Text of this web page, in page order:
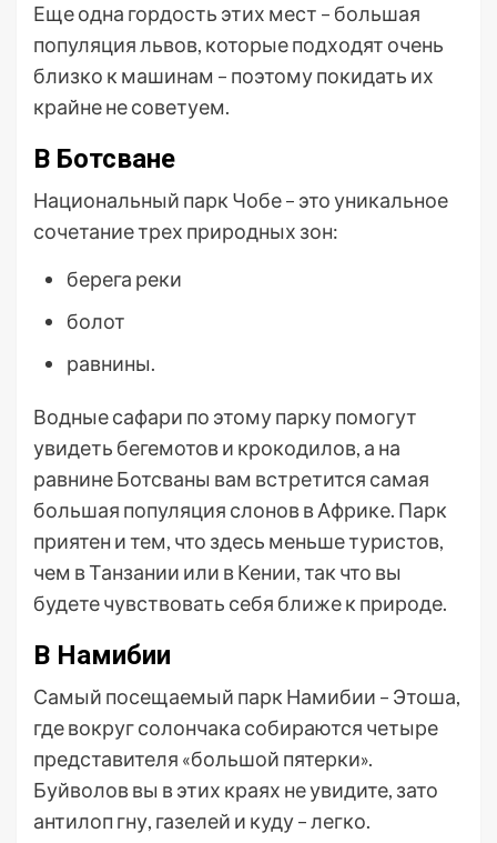
Еще одна гордость этих мест – большая
популяция львов, которые подходят очень
близко к машинам – поэтому покидать их
крайне не советуем.
В Ботсване
Национальный парк Чобе – это уникальное
сочетание трех природных зон:
берега реки
болот
равнины.
Водные сафари по этому парку помогут
увидеть бегемотов и крокодилов, а на
равнине Ботсваны вам встретится самая
большая популяция слонов в Африке. Парк
приятен и тем, что здесь меньше туристов,
чем в Танзании или в Кении, так что вы
будете чувствовать себя ближе к природе.
В Намибии
Самый посещаемый парк Намибии – Этоша,
где вокруг солончака собираются четыре
представителя «большой пятерки».
Буйволов вы в этих краях не увидите, зато
антилоп гну, газелей и куду – легко.